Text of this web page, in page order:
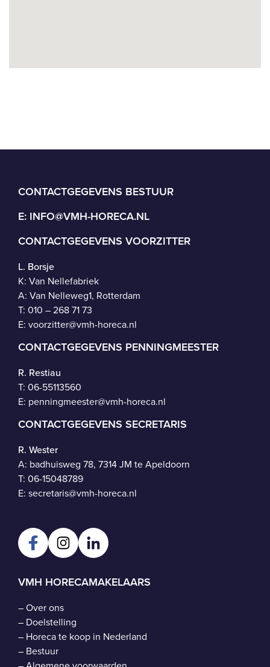
CONTACTGEGEVENS BESTUUR
E: INFO@VMH-HORECA.NL
CONTACTGEGEVENS VOORZITTER
L. Borsje
K: Van Nellefabriek
A: Van Nelleweg1, Rotterdam
T: 010 – 268 71 73
E: voorzitter@vmh-horeca.nl
CONTACTGEGEVENS PENNINGMEESTER
R. Restiau
T: 06-55113560
E: penningmeester@vmh-horeca.nl
CONTACTGEGEVENS SECRETARIS
R. Wester
A: badhuisweg 78, 7314 JM te Apeldoorn
T: 06-15048789
E: secretaris@vmh-horeca.nl
VMH HORECAMAKELAARS
–Over ons
– Doelstelling
– Horeca te koop in Nederland
– Bestuur